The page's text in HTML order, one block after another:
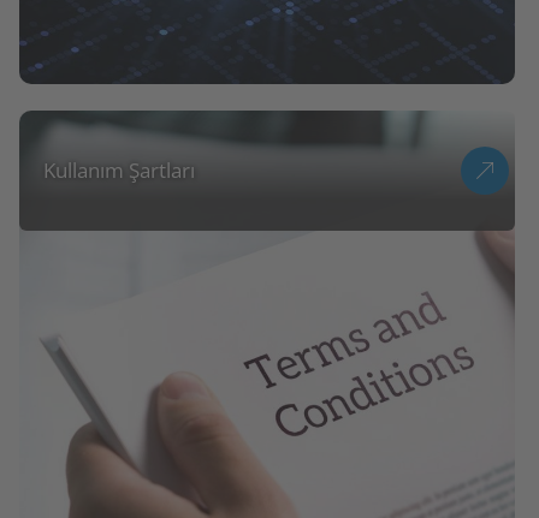
Kullanım Şartları